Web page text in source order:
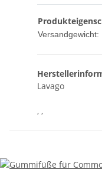
Versandgewicht:
Lavago
, ,